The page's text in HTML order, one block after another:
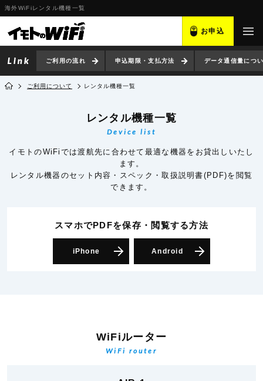
海外WiFiレンタル機種一覧
お申込
ご利用の流れ 申込期限・支払方法 データ通信量につ
ご利用について レンタル機種一覧
レンタル機種一覧
Device list
イモトのWiFiでは渡航先に合わせて最適な機器をお貸出しいたし
ます。
レンタル機器のセット内容・スペック・取扱説明書(PDF)を閲覧
できます。
スマホでPDFを保存・閲覧する方法
iPhone Android
WiFiルーター
WiFi router